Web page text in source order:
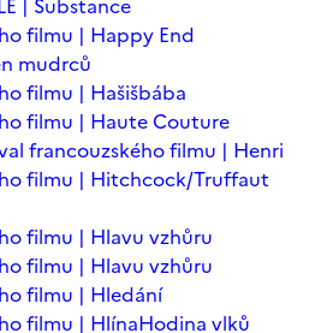
filmu | Happy End
mudrců
filmu | Hašišbába
filmu | Haute Couture
francouzského filmu | Henri
filmu | Hitchcock/Truffaut
filmu | Hlavu vzhůru
filmu | Hlavu vzhůru
filmu | Hledání
filmu | HlínaHodina vlků